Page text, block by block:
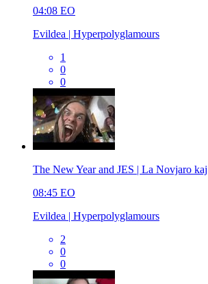
04:08 EO
Evildea | Hyperpolyglamours
1
0
0
The New Year and JES | La Novjaro kaj
08:45 EO
Evildea | Hyperpolyglamours
2
0
0